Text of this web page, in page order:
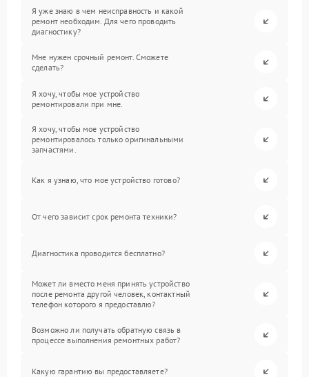
Я уже знаю в чем неисправность и какой
ремонт необходим. Для чего проводить
диагностику?
Мне нужен срочный ремонт. Сможете
сделать?
Я хочу, чтобы мое устройство
ремонтировали при мне.
Я хочу, чтобы мое устройство
ремонтировалось только оригинальными
запчастями.
Как я узнаю, что мое устройство готово?
От чего зависит срок ремонта техники?
Диагностика проводится бесплатно?
Может ли вместо меня принять устройство
после ремонта другой человек, контактный
телефон которого я предоставлю?
Возможно ли получать обратную связь в
процессе выполнения ремонтных работ?
Какую гарантию вы предоставляете?